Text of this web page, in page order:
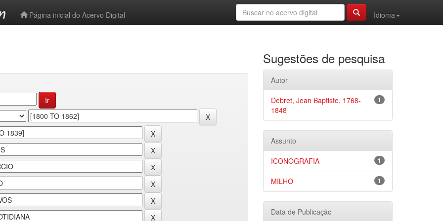
Página inicial do Acervo Digital
Idioma
Sugestões de pesquisa
Autor
1
Debret, Jean Baptiste, 1768-
1848
Assunto
1
ICONOGRAFIA
1
MILHO
Data de Publicação